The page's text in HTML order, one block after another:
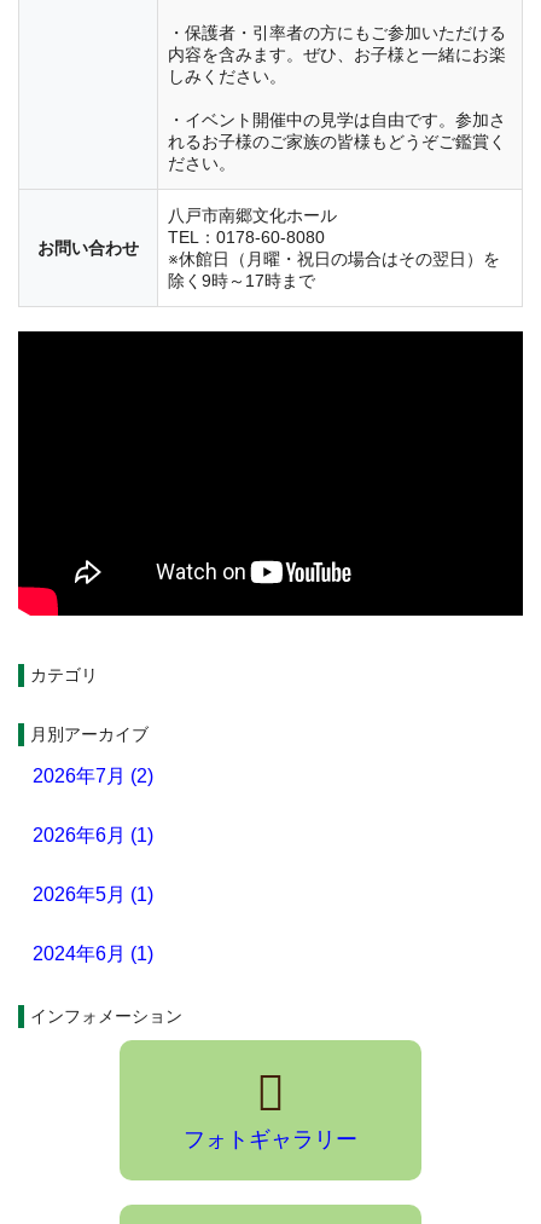
・保護者・引率者の方にもご参加いただける
内容を含みます。ぜひ、お子様と一緒にお楽
しみください。
・イベント開催中の見学は自由です。参加さ
れるお子様のご家族の皆様もどうぞご鑑賞く
ださい。
お問い合わせ
八戸市南郷文化ホール
TEL：0178-60-8080
※休館日（月曜・祝日の場合はその翌日）を
除く9時～17時まで
カテゴリ
月別アーカイブ
2026年7月 (2)
2026年6月 (1)
2026年5月 (1)
2024年6月 (1)
インフォメーション
フォトギャラリー